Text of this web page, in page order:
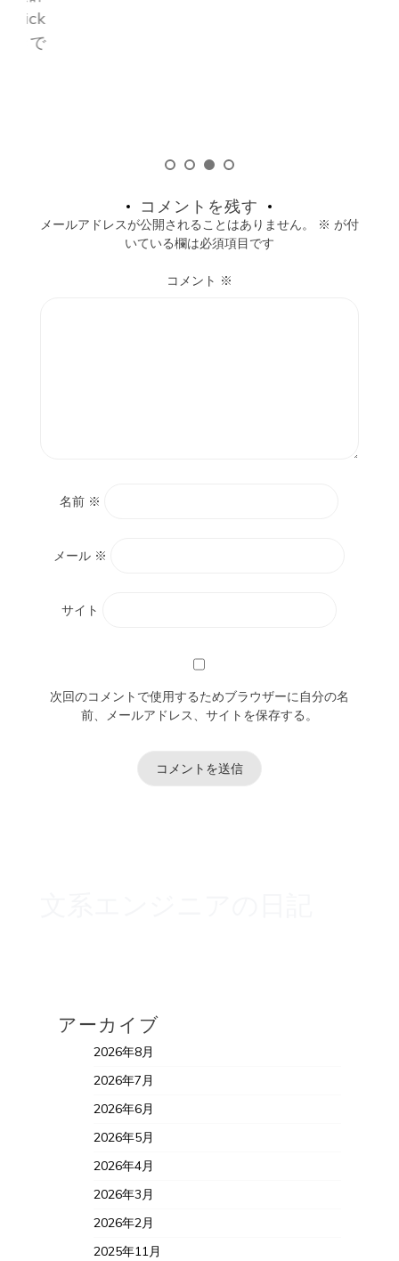
コメントを残す
メールアドレスが公開されることはありません。 ※ が付
いている欄は必須項目です
コメント ※
名前 ※
メール ※
サイト
次回のコメントで使用するためブラウザーに自分の名
前、メールアドレス、サイトを保存する。
アーカイブ
2026年8月
2026年7月
2026年6月
2026年5月
2026年4月
2026年3月
2026年2月
2025年11月